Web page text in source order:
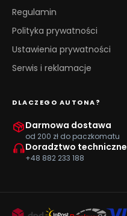
Regulamin
Polityka prywatności
Ustawienia prywatności
Serwis i reklamacje
DLACZEGO AUTONA?
Darmowa dostawa
od 200 zł do paczkomatu
Doradztwo techniczne
+48 882 233 188